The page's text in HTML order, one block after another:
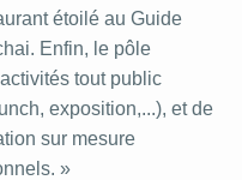
étoilé au Guide
Enfin, le pôle
tout public
exposition,...), et de
sur mesure
»